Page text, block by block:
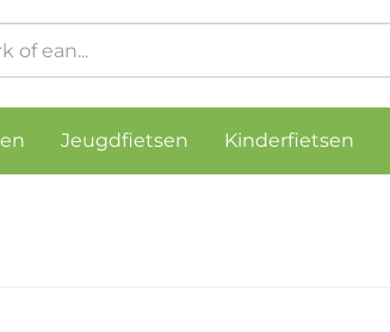
Jeugdfietsen Kinderfietsen